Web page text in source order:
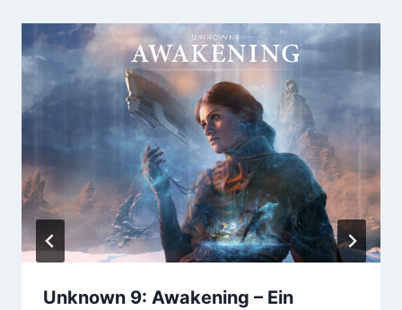
Unknown 9: Awakening – Ein